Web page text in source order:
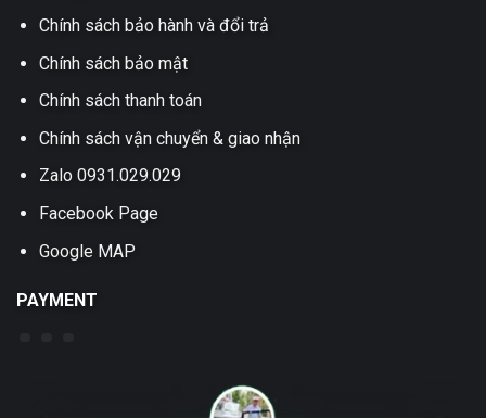
Chính sách bảo hành và đổi trả
Chính sách bảo mật
Chính sách thanh toán
Chính sách vận chuyển & giao nhận
Zalo 0931.029.029
Facebook Page
Google MAP
PAYMENT